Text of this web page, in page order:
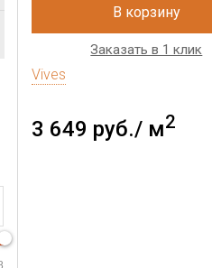
В корзину
Заказать в 1 клик
Vives
3 649 руб./ м2